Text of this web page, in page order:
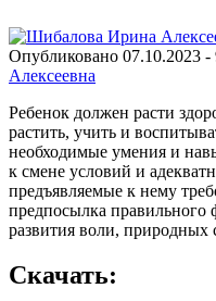
Опубликовано 07.10.2023 -
Алексеевна
Ребенок должен расти
растить, учить и
необходимые умения и
к смене условий и
предъявляемые к нему
предпосылка правильного
развития воли, природных
Скачать: